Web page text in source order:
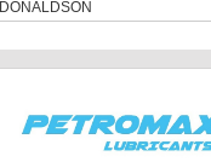
DONALDSON